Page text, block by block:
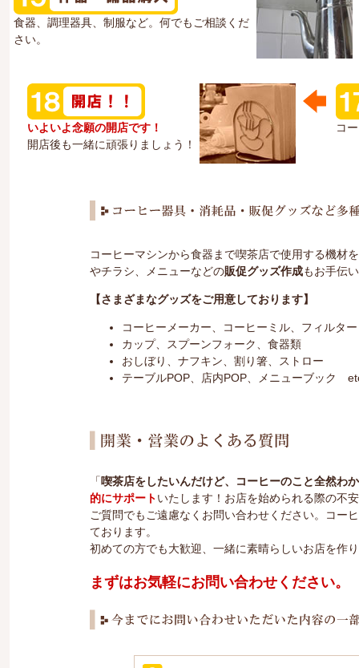
食器、調理器具、制服など。何でもご相談くだ
さい。
いよいよ念願の開店です！
開店後も一緒に頑張りましょう！
コ
コーヒーマシンから食器まで喫茶店で使用する機材
やチラシ、メニューなどの販促グッズ作成もお手伝
【さまざまなグッズをご用意しております】
コーヒーメーカー、コーヒーミル、フィルター
カップ、スプーンフォーク、食器類
おしぼり、ナフキン、割り箸、ストロー
テーブルPOP、店内POP、メニューブック
「 喫茶店をしたいんだけど、コーヒーのこと全然わ
的にサポートいたします！お店を始められる際の不
ご質問でもご遠慮なくお問い合わせください。コー
ております。
初めての方でも大歓迎、一緒に素晴らしいお店を作
まずはお気軽にお問い合わせください。